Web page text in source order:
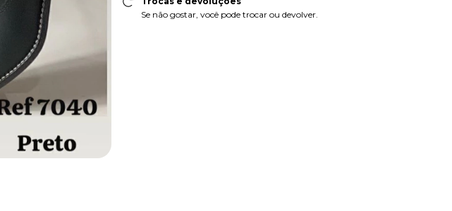
Se não gostar, você pode trocar ou devolver.